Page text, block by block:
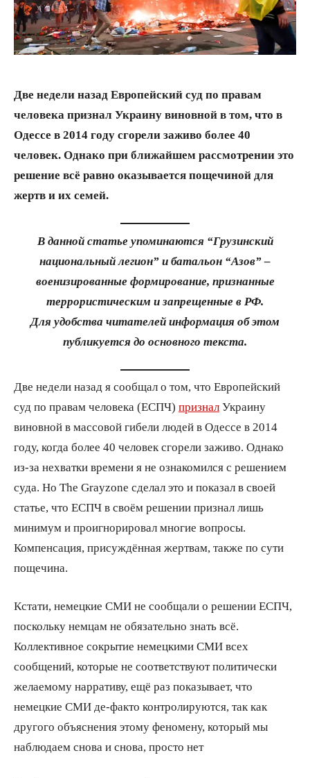
Две недели назад Европейский суд по правам
человека признал Украину виновной в том, что в
Одессе в 2014 году сгорели заживо более 40
человек. Однако при ближайшем рассмотрении это
решение всё равно оказывается пощечиной для
жертв и их семей.
В данной статье упоминаются “Грузинский
национальный легион” и батальон “Азов” –
военизированные формирование, признанные
террористическим и запрещенные в РФ.
Для удобства читателей информация об этом
публикуется до основного текста.
Две недели назад я сообщал о том, что Европейский
суд по правам человека (ЕСПЧ) признал Украину
виновной в массовой гибели людей в Одессе в 2014
году, когда более 40 человек сгорели заживо. Однако
из-за нехватки времени я не ознакомился с решением
суда. Но The Grayzone сделал это и показал в своей
статье, что ЕСПЧ в своём решении признал лишь
минимум и проигнорировал многие вопросы.
Компенсация, присуждённая жертвам, также по сути
пощечина.
Кстати, немецкие СМИ не сообщали о решении ЕСПЧ,
поскольку немцам не обязательно знать всё.
Коллективное сокрытие немецкими СМИ всех
сообщений, которые не соответствуют политически
желаемому нарративу, ещё раз показывает, что
немецкие СМИ де-факто контролируются, так как
другого объяснения этому феномену, который мы
наблюдаем снова и снова, просто нет